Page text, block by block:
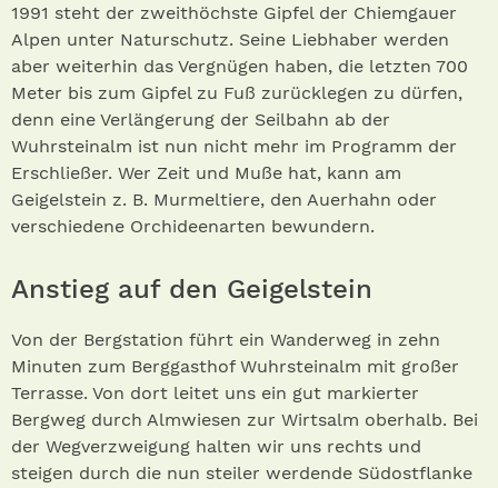
1991 steht der zweithöchste Gipfel der Chiemgauer
Alpen unter Naturschutz. Seine Liebhaber werden
aber weiterhin das Vergnügen haben, die letzten 700
Meter bis zum Gipfel zu Fuß zurücklegen zu dürfen,
denn eine Verlängerung der Seilbahn ab der
Wuhrsteinalm ist nun nicht mehr im Programm der
Erschließer. Wer Zeit und Muße hat, kann am
Geigelstein z. B. Murmeltiere, den Auerhahn oder
verschiedene Orchideenarten bewundern.
Anstieg auf den Geigelstein
Von der Bergstation führt ein Wanderweg in zehn
Minuten zum Berggasthof Wuhrsteinalm mit großer
Terrasse. Von dort leitet uns ein gut markierter
Bergweg durch Almwiesen zur Wirtsalm oberhalb. Bei
der Wegverzweigung halten wir uns rechts und
steigen durch die nun steiler werdende Südostflanke